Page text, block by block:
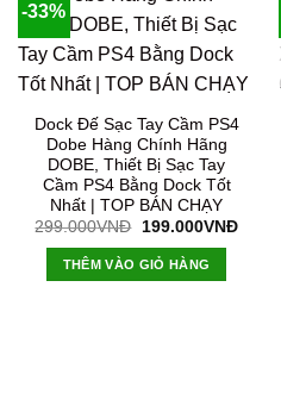
-33%
Dock Đế Sạc Tay Cầm PS4
Dobe Hàng Chính Hãng
DOBE, Thiết Bị Sạc Tay
Cầm PS4 Bằng Dock Tốt
Nhất | TOP BÁN CHẠY
299.000VNĐ
Giá
là:
299.000VNĐ.
199.000VNĐGiá
THÊM VÀO GIỎ HÀNG